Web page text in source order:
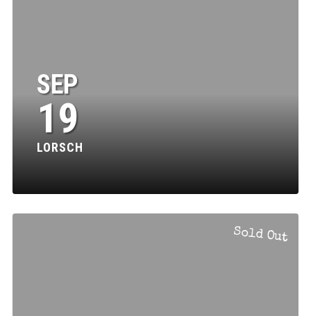
SEP
19
LORSCH
Sold Out